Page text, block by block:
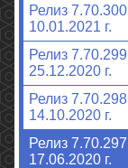
Релиз
10.01.2021 г.
Релиз
25.12.2020 г.
Релиз
14.10.2020 г.
Релиз
17.06.2020 г.